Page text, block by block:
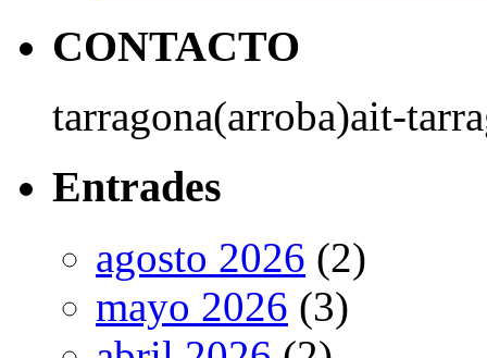
CONTACTO
tarragona(arroba)ait-
Entrades
agosto 2026 (2)
mayo 2026 (3)